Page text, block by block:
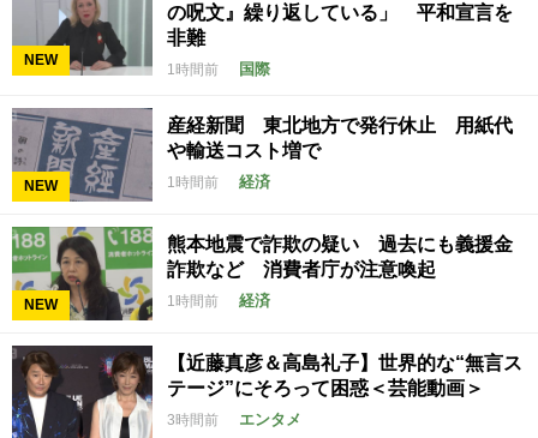
NEW
の呪文』繰り返している」 平和宣言を
非難
1時間前 国際
NEW
産経新聞 東北地方で発行休止 用紙代
や輸送コスト増で
1時間前 経済
NEW
熊本地震で詐欺の疑い 過去にも義援金
詐欺など 消費者庁が注意喚起
1時間前 経済
【近藤真彦＆高島礼子】世界的な“無言ス
テージ”にそろって困惑＜芸能動画＞
3時間前 エンタメ